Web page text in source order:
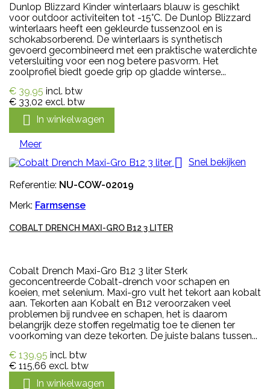
Dunlop Blizzard Kinder winterlaars blauw is geschikt
voor outdoor activiteiten tot -15°C. De Dunlop Blizzard
winterlaars heeft een gekleurde tussenzool en is
schokabsorberend. De winterlaars is synthetisch
gevoerd gecombineerd met een praktische waterdichte
vetersluiting voor een nog betere pasvorm. Het
zoolprofiel biedt goede grip op gladde winterse...
€ 39,95 incl. btw
€ 33,02 excl. btw
 In winkelwagen
Meer
 Snel bekijken
Referentie: NU-COW-02019
Merk: Farmsense
COBALT DRENCH MAXI-GRO B12 3 LITER
Cobalt Drench Maxi-Gro B12 3 liter Sterk
geconcentreerde Cobalt-drench voor schapen en
koeien, met selenium. Maxi-gro vult het tekort aan kobalt
aan. Tekorten aan Kobalt en B12 veroorzaken veel
problemen bij rundvee en schapen, het is daarom
belangrijk deze stoffen regelmatig toe te dienen ter
voorkoming van deze tekorten. De juiste balans tussen...
€ 139,95 incl. btw
€ 115,66 excl. btw
 In winkelwagen